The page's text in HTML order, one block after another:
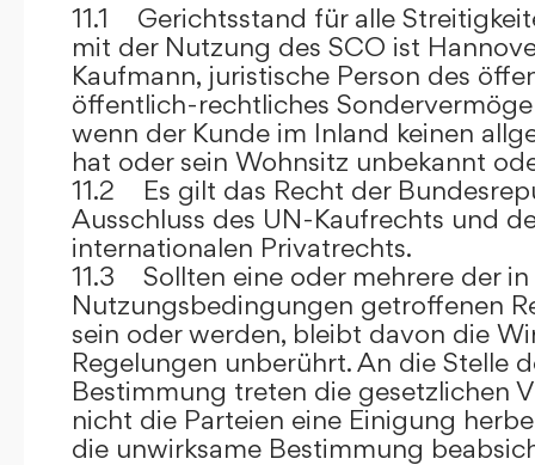
11.1 Gerichtsstand für alle
mit der Nutzung des SCO ist
Kaufmann, juristische Person des
öffentlich-rechtliches
wenn der Kunde im Inland keinen
hat oder sein Wohnsitz unbekannt
11.2 Es gilt das Recht der
Ausschluss des UN-Kaufrechts und
internationalen Privatrechts.
11.3 Sollten eine oder mehrere der in
Nutzungsbedingungen getroffenen
sein oder werden, bleibt davon die
Regelungen unberührt. An die Stelle
Bestimmung treten die gesetzlichen
nicht die Parteien eine Einigung
die unwirksame Bestimmung